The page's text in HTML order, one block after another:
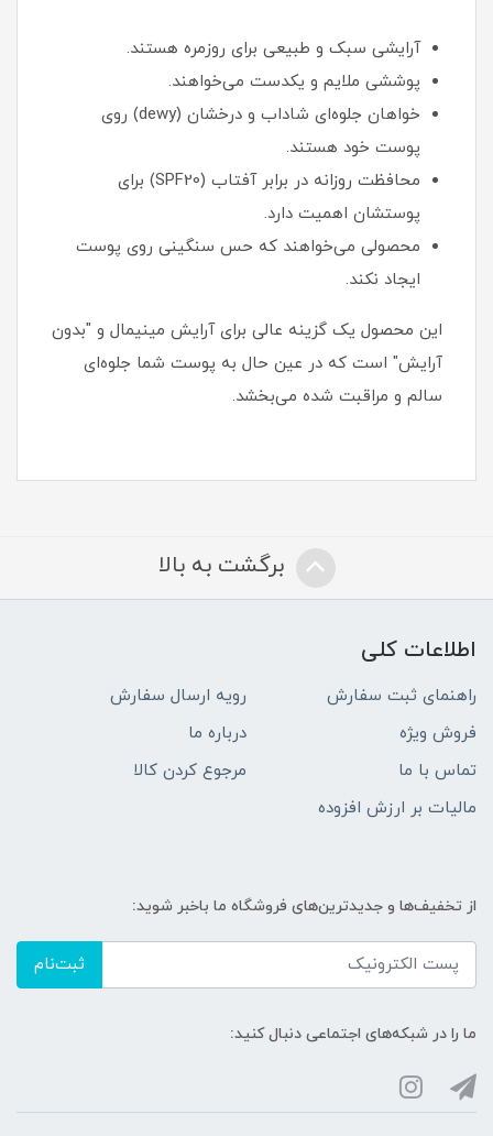
آرایشی سبک و طبیعی برای روزمره هستند.
پوششی ملایم و یکدست می‌خواهند.
خواهان جلوه‌ای شاداب و درخشان (dewy) روی
پوست خود هستند.
محافظت روزانه در برابر آفتاب (SPF20) برای
پوستشان اهمیت دارد.
محصولی می‌خواهند که حس سنگینی روی پوست
ایجاد نکند.
این محصول یک گزینه عالی برای آرایش مینیمال و "بدون
آرایش" است که در عین حال به پوست شما جلوه‌ای
سالم و مراقبت شده می‌بخشد.
برگشت به بالا
اطلاعات کلی
راهنمای ثبت سفارش
رویه ارسال سفارش
فروش ویژه
درباره ما
تماس با ما
مرجوع کردن کالا
مالیات بر ارزش افزوده
از تخفیف‌ها و جدیدترین‌های فروشگاه ما باخبر شوید:
ثبت‌نام
ما را در شبکه‌های اجتماعی دنبال کنید: